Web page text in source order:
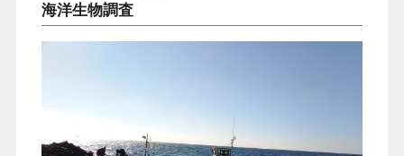
海洋生物調査